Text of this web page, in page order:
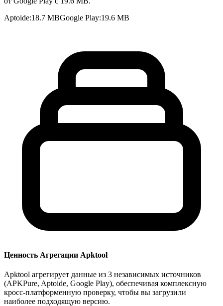
Aptoide:18.7 MBGoogle Play:19.6 MB
Ценность Агрегации Apktool
Apktool агрегирует данные из 3 независимых источников
(APKPure, Aptoide, Google Play), обеспечивая комплексную
кросс-платформенную проверку, чтобы вы загрузили
наиболее подходящую версию.